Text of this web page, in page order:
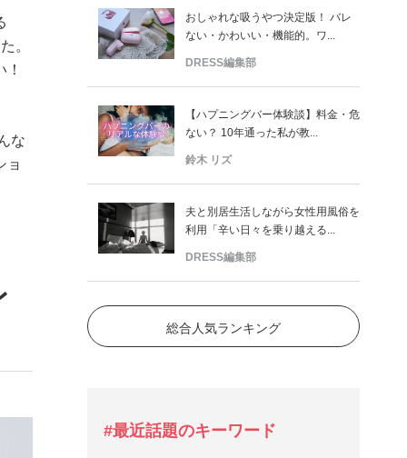
。
な
ョ
おしゃれな吸うやつ決定版！ バレ
ない・かわいい・機能的。ワ...
DRESS編集部
【ハプニングバー体験談】料金・危
ない？ 10年通った私が教...
鈴木 リズ
夫と別居生活しながら女性用風俗を
利用「辛い日々を乗り越える...
DRESS編集部
総合人気ランキング
#最近話題のキーワード